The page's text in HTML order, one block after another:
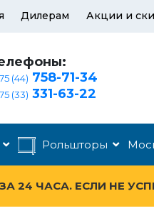
Дилерам Акции и
(44) 758-71-34
(33) 331-63-22
Рольшторы
ЧАСА. ЕСЛИ НЕ